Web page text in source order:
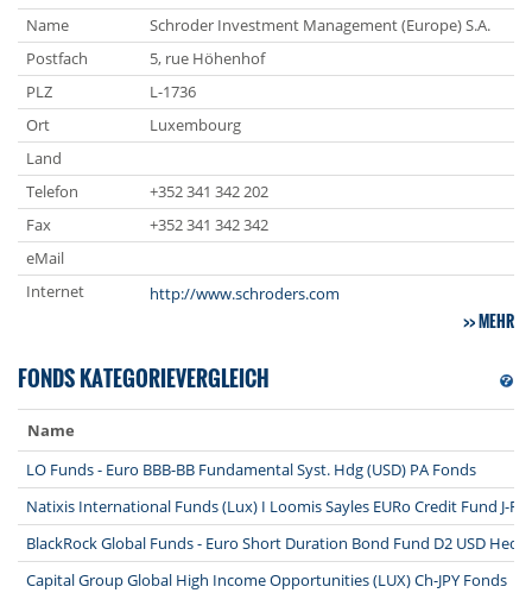
Name
Schroder Investment Management (Europe) S.A.
Postfach
5, rue Höhenhof
PLZ
L-1736
Ort
Luxembourg
Land
Telefon
+352 341 342 202
Fax
+352 341 342 342
eMail
Internet
http://www.schroders.com
MEHR
FONDS KATEGORIEVERGLEICH
Name
LO Funds - Euro BBB-BB Fundamental Syst. Hdg (USD) PA Fonds
Natixis International Funds (Lux) I Loomis Sayles EURo Credit Fund J-F/
BlackRock Global Funds - Euro Short Duration Bond Fund D2 USD
Capital Group Global High Income Opportunities (LUX) Ch-JPY Fonds